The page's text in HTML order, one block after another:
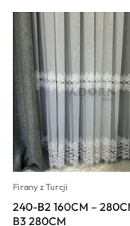
Firany z Turcji
240-B2 160CM –
B3 280CM